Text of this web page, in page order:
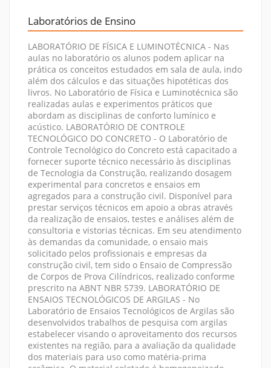
Laboratórios de Ensino
LABORATÓRIO DE FÍSICA E LUMINOTÉCNICA - Nas
aulas no laboratório os alunos podem aplicar na
prática os conceitos estudados em sala de aula, indo
além dos cálculos e das situações hipotéticas dos
livros. No Laboratório de Física e Luminotécnica são
realizadas aulas e experimentos práticos que
abordam as disciplinas de conforto lumínico e
acústico. LABORATÓRIO DE CONTROLE
TECNOLÓGICO DO CONCRETO - O Laboratório de
Controle Tecnológico do Concreto está capacitado a
fornecer suporte técnico necessário às disciplinas
de Tecnologia da Construção, realizando dosagem
experimental para concretos e ensaios em
agregados para a construção civil. Disponível para
prestar serviços técnicos em apoio a obras através
da realização de ensaios, testes e análises além de
consultoria e vistorias técnicas. Em seu atendimento
às demandas da comunidade, o ensaio mais
solicitado pelos profissionais e empresas da
construção civil, tem sido o Ensaio de Compressão
de Corpos de Prova Cilíndricos, realizado conforme
prescrito na ABNT NBR 5739. LABORATÓRIO DE
ENSAIOS TECNOLÓGICOS DE ARGILAS - No
Laboratório de Ensaios Tecnológicos de Argilas são
desenvolvidos trabalhos de pesquisa com argilas
estabelecer visando o aproveitamento dos recursos
existentes na região, para a avaliação da qualidade
dos materiais para uso como matéria-prima